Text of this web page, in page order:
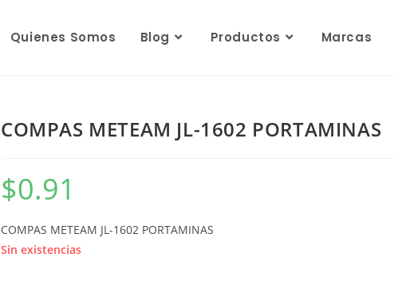
Quienes Somos Blog Productos Marcas
COMPAS METEAM JL-1602 PORTAMINAS
$0.91
COMPAS METEAM JL-1602 PORTAMINAS
Sin existencias